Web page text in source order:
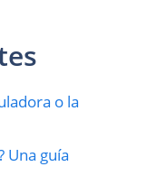
o la
Una guía